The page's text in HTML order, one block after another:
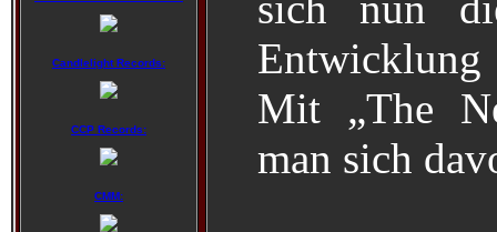
Candlelight Records:
CCP Records:
CMM:
Mit „The
man sich